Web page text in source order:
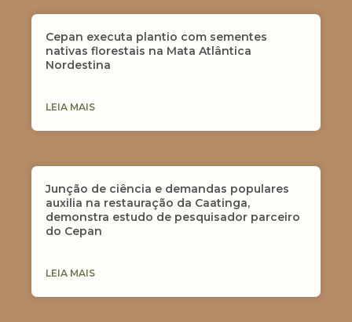
Cepan executa plantio com sementes
nativas florestais na Mata Atlântica
Nordestina
LEIA MAIS
Junção de ciência e demandas populares
auxilia na restauração da Caatinga,
demonstra estudo de pesquisador parceiro
do Cepan
LEIA MAIS